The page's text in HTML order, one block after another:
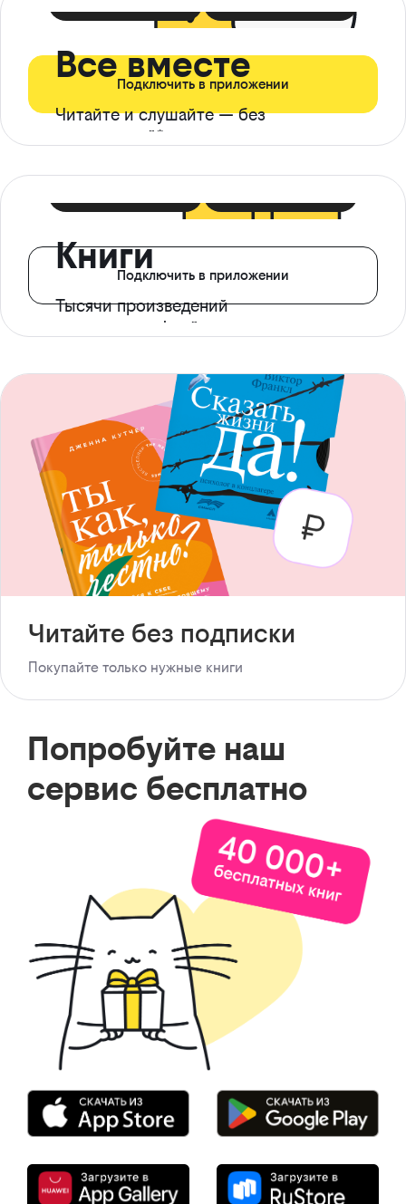
Все вместе
Читайте и слушайте — без
ограничений*
Подключить в приложении
Книги
Тысячи произведений
с доступом офлайн
Подключить в приложении
Читайте без подписки
Покупайте только нужные книги
Попробуйте наш
сервис бесплатно